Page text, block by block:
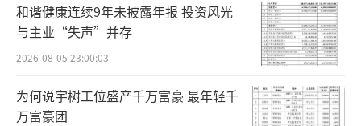
和谐健康连续9年未披露年报 投资风光
与主业“失声”并存
2026-08-05 23:00:03
为何说宇树工位盛产千万富豪 最年轻千
万富豪团